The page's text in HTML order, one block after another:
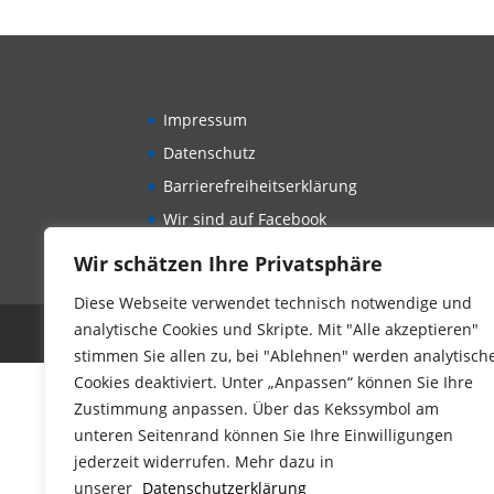
Wir schätzen Ihre Privatsphäre
Diese Webseite verwendet technisch notwendige und
analytische Cookies und Skripte. Mit "Alle akzeptieren"
stimmen Sie allen zu, bei "Ablehnen" werden
Cookies deaktiviert. Unter „Anpassen“ können Sie Ihre
Zustimmung anpassen. Über das Kekssymbol am
unteren Seitenrand können Sie Ihre Einwilligungen
jederzeit widerrufen. Mehr dazu in
unserer Datenschutzerklärung
Impressum
Datenschutz
Barrierefreiheitserklärung
Wir sind auf Facebook
Der Kinderschutzbund Landesverband Bayern